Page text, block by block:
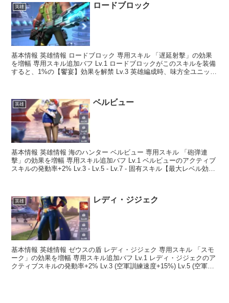
英雄 ロードブロック
基本情報 英雄情報 ロードブロック 専用スキル 「遅延射擊」の効果
を増幅 専用スキル追加バフ Lv.1 ロードブロックがこのスキルを装備
すると、1%の【饗宴】効果を解禁 Lv.3 英雄編成時、味方全ユニット
英雄 ベルビュー
基本情報 英雄情報 海のハンター ベルビュー 専用スキル 「砲弹連
擊」の効果を増幅 専用スキル追加バフ Lv.1 ベルビューのアクティブ
スキルの発動率+2% Lv.3 - Lv.5 - Lv.7 - 固有スキル【最大レベル効
英雄 レディ・ジジェク
基本情報 英雄情報 ゼウスの盾 レディ・ジジェク 専用スキル 「スモ
ーク」の効果を増幅 専用スキル追加バフ Lv.1 レディ・ジジェクのア
クティブスキルの発動率+2% Lv.3 (空軍訓練速度+15%) Lv.5 (空軍訓